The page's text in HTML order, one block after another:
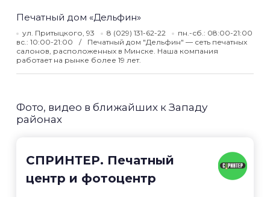
Печатный дом «Дельфин»
ул. Притыцкого, 93 8 (029) 131-62-22
пн.-сб.: 08:00-21:00
вс.: 10:00-21:00
Печатный дом "Дельфин" — сеть печатных
салонов, расположенных в Минске. Наша компания
работает на рынке более 19 лет.
Фото, видео в ближайших к Западу
районах
СПРИНТЕР. Печатный
центр и фотоцентр